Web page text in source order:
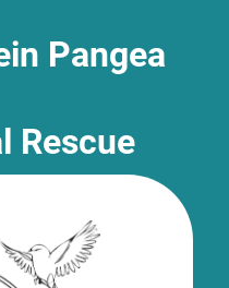
Pangea
Rescue